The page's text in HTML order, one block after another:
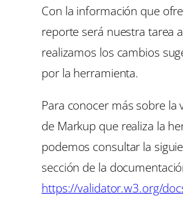
Con la información que
reporte será nuestra tarea
realizamos los cambios
por la herramienta.
Para conocer más sobre la
de Markup que realiza la
podemos consultar la
sección de la
https://validator.w3.org/